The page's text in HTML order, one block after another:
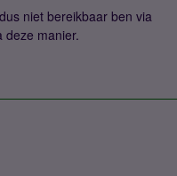
niet bereikbaar ben via
deze manier.